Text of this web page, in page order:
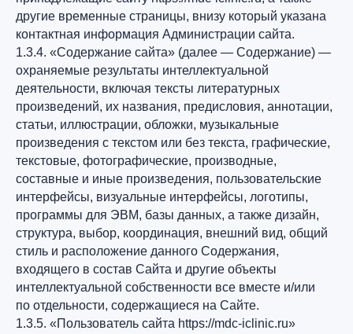
другие временные страницы, внизу который указана
контактная информация Администрации сайта.
1.3.4. «Содержание сайта» (далее — Содержание) —
охраняемые результаты интеллектуальной
деятельности, включая тексты литературных
произведений, их названия, предисловия, аннотации,
статьи, иллюстрации, обложки, музыкальные
произведения с текстом или без текста, графические,
текстовые, фотографические, производные,
составные и иные произведения, пользовательские
интерфейсы, визуальные интерфейсы, логотипы,
программы для ЭВМ, базы данных, а также дизайн,
структура, выбор, координация, внешний вид, общий
стиль и расположение данного Содержания,
входящего в состав Сайта и другие объекты
интеллектуальной собственности все вместе и/или
по отдельности, содержащиеся на Сайте.
1.3.5. «Пользователь сайта https://mdc-iclinic.ru»